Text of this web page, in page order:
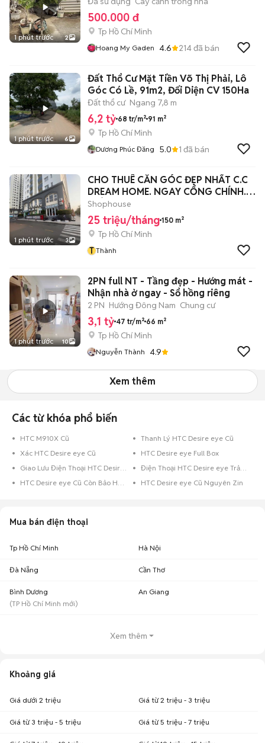
1 phút trước 2
500.000 đ
Tp Hồ Chí Minh
Hoang My Gaden 4.6 214đã bán
1 phút trước 6
Đất Thổ Cư Mặt Tiền Võ Thị Phải, Lô
Góc Có Lề, 91m2, Đối Diện CV 150Ha
Đất thổ cư Ngang 7,8 m
6,2 tỷ 68 tr/m² 91 m²
Tp Hồ Chí Minh
Dương Phúc Đăng 5.0 1 đã bán
1 phút trước 3
CHO THUÊ CĂN GÓC ĐẸP NHẤT C.C
DREAM HOME. NGAY CỔNG CHÍNH.
GIÁ 25TR/TH
Shophouse
25 triệu/tháng 150 m²
Tp Hồ Chí Minh
T Thành
1 phút trước 10
2PN full NT - Tầng đẹp - Hướng mát -
Nhận nhà ở ngay - Sổ hồng riêng
2 PN Hướng Đông Nam Chung cư
3,1 tỷ 47 tr/m² 66 m²
Tp Hồ Chí Minh
Nguyễn Thành 4.9
Xem thêm
Các từ khóa phổ biến
HTC M910X Cũ
Thanh Lý HTC Desire eye Cũ
Xác HTC Desire eye Cũ
HTC Desire eye Full Box
Giao Lưu Điện Thoại HTC Desire eye
Điện Thoại HTC Desire eye Trả Góp
HTC Desire eye Cũ Còn Bảo Hành
HTC Desire eye Cũ Nguyên Zin
Mua bán điện thoại
Tp Hồ Chí Minh Hà Nội
Đà Nẵng Cần Thơ
Bình Dương
(TP Hồ Chí Minh mới)
An Giang
Xem thêm
Khoảng giá
Giá dưới 2 triệu Giá từ 2 triệu - 3 triệu
Giá từ 3 triệu - 5 triệu Giá từ 5 triệu - 7 triệu